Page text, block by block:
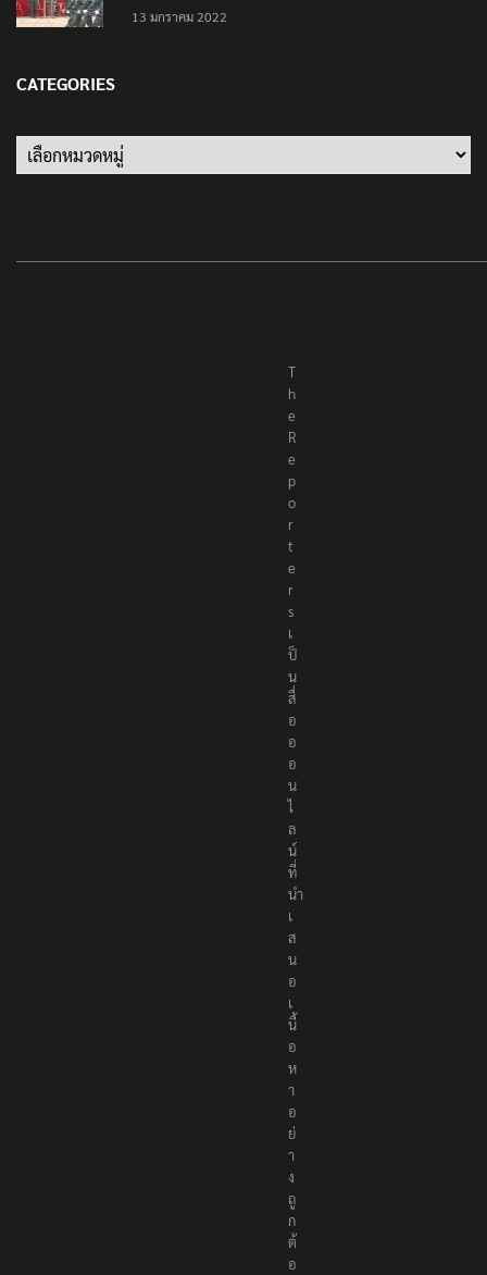
13 มกราคม 2022
CATEGORIES
Categories
T
h
e
R
e
p
o
r
t
e
r
s
เ
ป็
น
สื่
อ
อ
อ
น
ไ
ล
น์
ที่
นำ
เ
ส
น
อ
เ
นื้
อ
ห
า
อ
ย่
า
ง
ถู
ก
ต้
อ